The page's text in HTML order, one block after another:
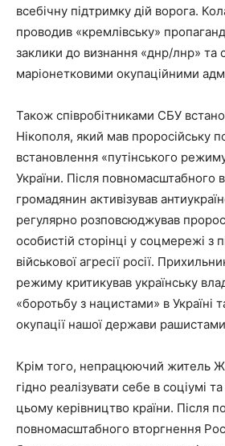
всебічну підтримку дій ворога.
проводив «кремлівську»
заклики до визнання «днр/лнр» та
маріонетковими окупаційними
Також співробітниками СБУ
Нікополя, який мав проросійську
встановлення «путінського
України. Після повномасштабного
громадянин активізував
регулярно розповсюджував
особистій сторінці у соцмережі з
військової агресії росії.
режиму критикував українську
«боротьбу з нацистами» в Україні
окупації нашої держави
Крім того, непрацюючий житель
гідно реалізувати себе в соціумі
цьому керівництво країни. Після
повномасштабного вторгнення